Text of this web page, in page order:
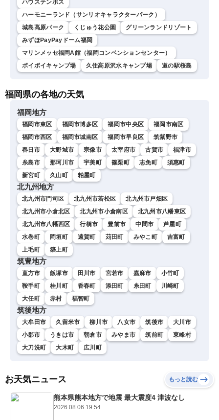
ハウステンボス
ハーモニーランド（サンリオキャラクターパーク）
城島高原パーク
くじゅう花公園
グリーンランドリゾート
みずほPayPayドーム福岡
マリンメッセ福岡A館（福岡コンベンションセンター）
ボイボイキャンプ場
久住高原沢水キャンプ場 道の駅桜島
福岡県の各地の天気
福岡地方
福岡市東区 福岡市博多区 福岡市中央区
福岡市南区
福岡市西区
福岡市城南区 福岡市早良区
筑紫野市
春日市
大野城市 宗像市 太宰府市 古賀市
福津市
糸島市
那珂川市 宇美町 篠栗町 志免町
須惠町
新宮町
久山町 粕屋町
北九州地方
北九州市門司区 北九州市若松区
北九州市戸畑区
北九州市小倉北区
北九州市小倉南区
北九州市八幡東区
北九州市八幡西区
行橋市 豊前市 中間市
芦屋町
水巻町
岡垣町 遠賀町 苅田町 みやこ町
吉富町
上毛町
築上町
筑豊地方
直方市 飯塚市 田川市 宮若市 嘉麻市
小竹町
鞍手町
桂川町 香春町 添田町 糸田町
川崎町
大任町
赤村 福智町
筑後地方
大牟田市 久留米市 柳川市 八女市 筑後市
大川市
小郡市
うきは市 朝倉市 みやま市 筑前町
東峰村
大刀洗町
大木町 広川町
お天気ニュース もっと読む
熊本県熊本地方で地震 最大震度4 津波なし
2026.08.06 19:54